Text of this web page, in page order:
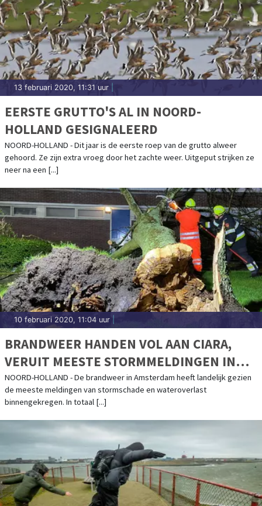
13 februari 2020, 11:31 uur
EERSTE GRUTTO'S AL IN NOORD-
HOLLAND GESIGNALEERD
NOORD-HOLLAND - Dit jaar is de eerste roep van de grutto alweer
gehoord. Ze zijn extra vroeg door het zachte weer. Uitgeput strijken ze
neer na een [...]
10 februari 2020, 11:04 uur
BRANDWEER HANDEN VOL AAN CIARA,
VERUIT MEESTE STORMMELDINGEN IN
AMSTERDAM
NOORD-HOLLAND - De brandweer in Amsterdam heeft landelijk gezien
de meeste meldingen van stormschade en wateroverlast
binnengekregen. In totaal [...]